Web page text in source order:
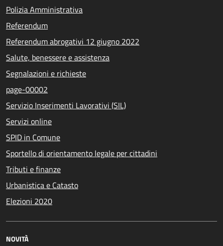
Polizia Amministrativa
Referendum
Referendum abrogativi 12 giugno 2022
Salute, benessere e assistenza
Segnalazioni e richieste
page-00002
Servizio Inserimenti Lavorativi (SIL)
Servizi online
SPID in Comune
Sportello di orientamento legale per cittadini
Tributi e finanze
Urbanistica e Catasto
Elezioni 2020
NOVITÀ